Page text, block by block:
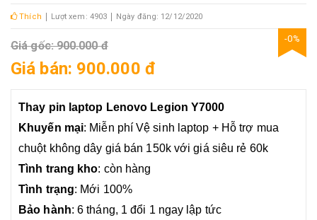
Thích Lượt xem: 4903 Ngày đăng: 12/12/2020
Giá gốc: 900.000 đ
Giá bán: 900.000 đ
-0%
Thay pin laptop Lenovo Legion Y7000
Khuyến mại: Miễn phí Vệ sinh laptop + Hỗ trợ mua
chuột không dây giá bán 150k với giá siêu rẻ 60k
Tình trang kho: còn hàng
Tình trạng: Mới 100%
Bảo hành: 6 tháng, 1 đổi 1 ngay lập tức